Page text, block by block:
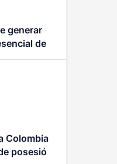
generar
de la
Colombia
posesión